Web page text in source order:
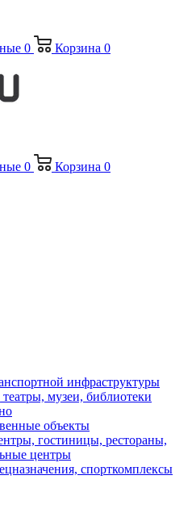
0 Корзина 0
0 Корзина 0
инфраструктуры
театры, музеи, библиотеки
объекты
гостиницы, рестораны,
центры
спорткомплексы